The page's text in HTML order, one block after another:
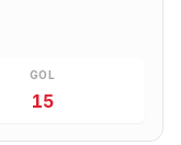
GOL
15